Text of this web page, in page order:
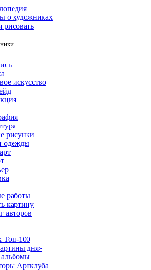
о художниках
рисовать
искусство
рисунки
одежды
работы
картину
авторов
Топ-100
дня»
Артклуба